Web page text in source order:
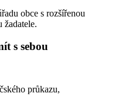
obce s rozšířenou
žadatele.
s sebou
průkazu,